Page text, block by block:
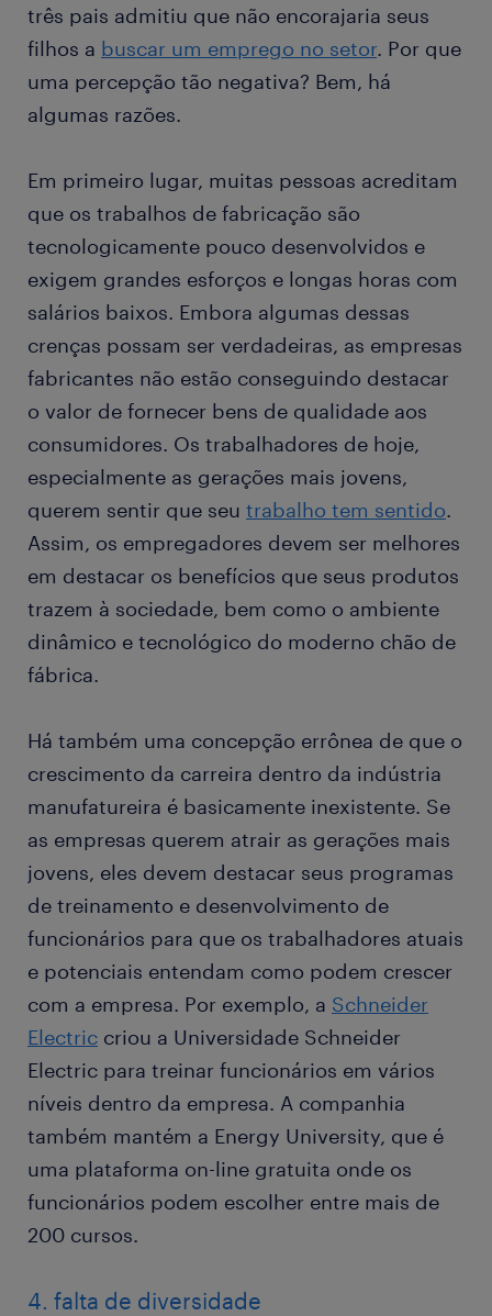
três pais admitiu que não encorajaria seus
filhos a buscar um emprego no setor. Por que
uma percepção tão negativa? Bem, há
algumas razões.
Em primeiro lugar, muitas pessoas acreditam
que os trabalhos de fabricação são
tecnologicamente pouco desenvolvidos e
exigem grandes esforços e longas horas com
salários baixos. Embora algumas dessas
crenças possam ser verdadeiras, as empresas
fabricantes não estão conseguindo destacar
o valor de fornecer bens de qualidade aos
consumidores. Os trabalhadores de hoje,
especialmente as gerações mais jovens,
querem sentir que seu trabalho tem sentido.
Assim, os empregadores devem ser melhores
em destacar os benefícios que seus produtos
trazem à sociedade, bem como o ambiente
dinâmico e tecnológico do moderno chão de
fábrica.
Há também uma concepção errônea de que o
crescimento da carreira dentro da indústria
manufatureira é basicamente inexistente. Se
as empresas querem atrair as gerações mais
jovens, eles devem destacar seus programas
de treinamento e desenvolvimento de
funcionários para que os trabalhadores atuais
e potenciais entendam como podem crescer
com a empresa. Por exemplo, a Schneider
Electric criou a Universidade Schneider
Electric para treinar funcionários em vários
níveis dentro da empresa. A companhia
também mantém a Energy University, que é
uma plataforma on-line gratuita onde os
funcionários podem escolher entre mais de
200 cursos.
4. falta de diversidade